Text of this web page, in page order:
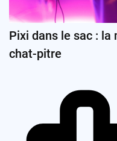
Pixi dans le sac : la
chat-pitre